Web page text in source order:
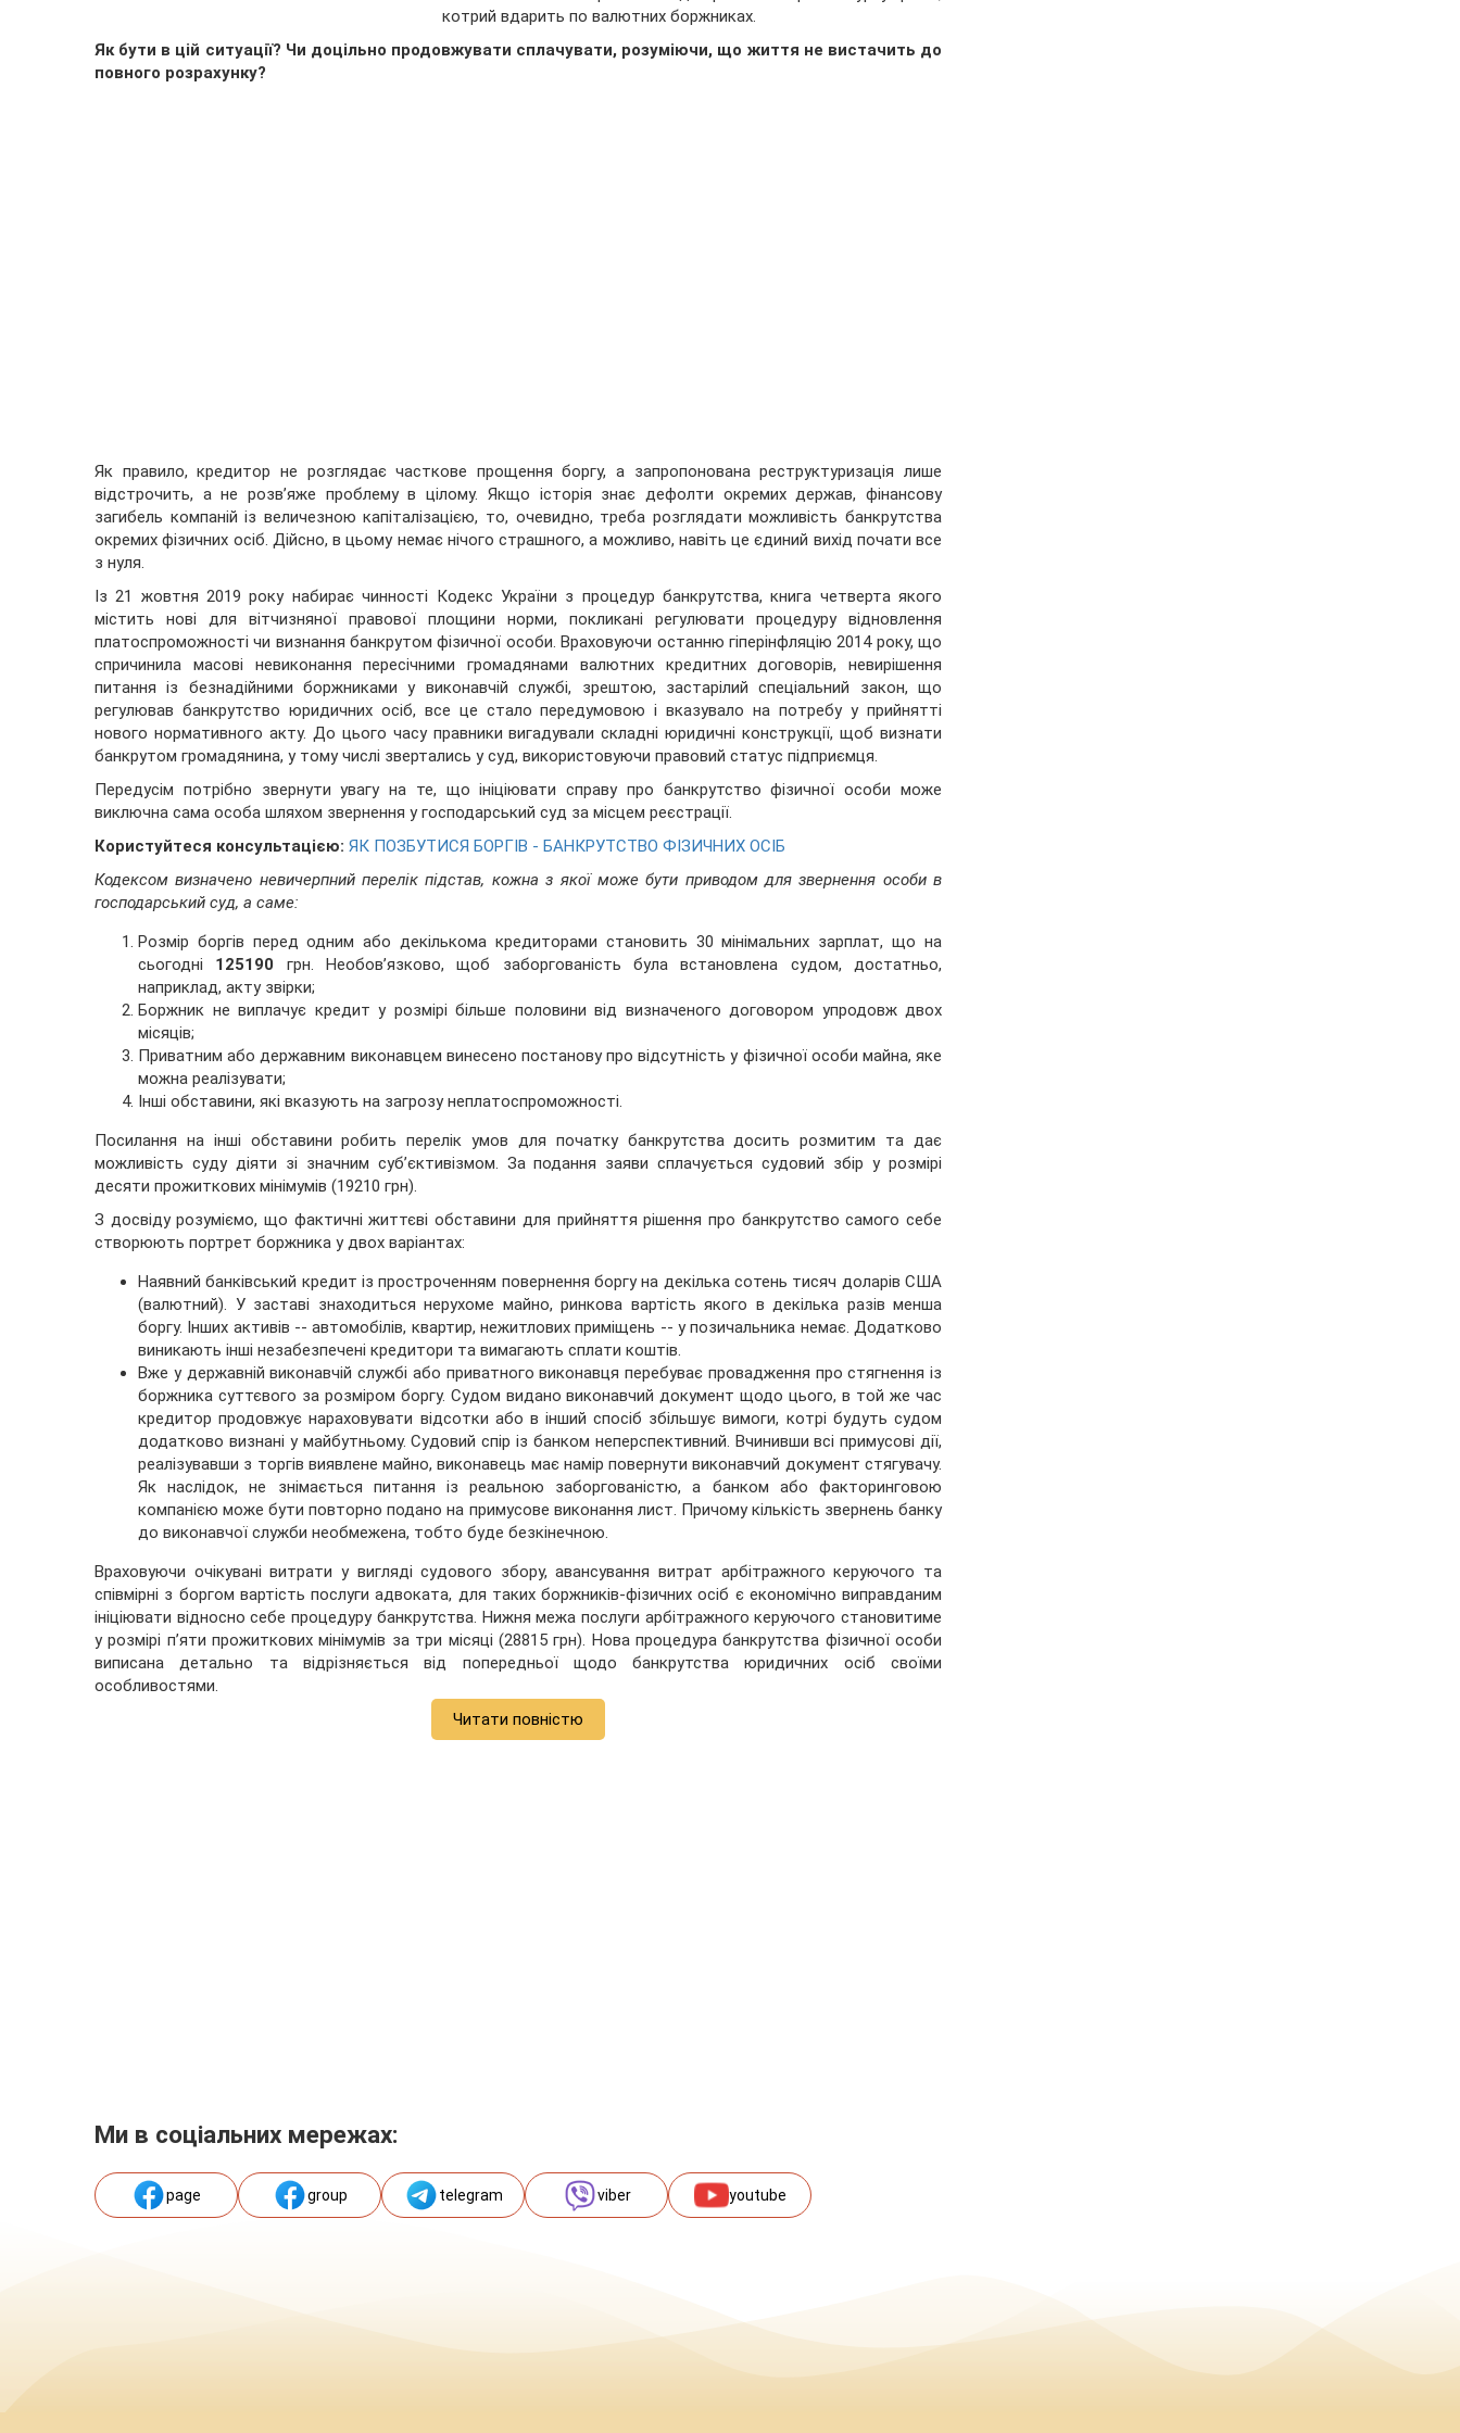
котрий вдарить по валютних боржниках.
Як бути в цій ситуації? Чи доцільно продовжувати сплачувати, розуміючи, що життя не вистачить до
повного розрахунку?
Як правило, кредитор не розглядає часткове прощення боргу, а запропонована реструктуризація лише
відстрочить, а не розв’яже проблему в цілому. Якщо історія знає дефолти окремих держав, фінансову
загибель компаній із величезною капіталізацією, то, очевидно, треба розглядати можливість банкрутства
окремих фізичних осіб. Дійсно, в цьому немає нічого страшного, а можливо, навіть це єдиний вихід почати все
з нуля.
Із 21 жовтня 2019 року набирає чинності Кодекс України з процедур банкрутства, книга четверта якого
містить нові для вітчизняної правової площини норми, покликані регулювати процедуру відновлення
платоспроможності чи визнання банкрутом фізичної особи. Враховуючи останню гіперінфляцію 2014 року, що
спричинила масові невиконання пересічними громадянами валютних кредитних договорів, невирішення
питання із безнадійними боржниками у виконавчій службі, зрештою, застарілий спеціальний закон, що
регулював банкрутство юридичних осіб, все це стало передумовою і вказувало на потребу у прийнятті
нового нормативного акту. До цього часу правники вигадували складні юридичні конструкції, щоб визнати
банкрутом громадянина, у тому числі звертались у суд, використовуючи правовий статус підприємця.
Передусім потрібно звернути увагу на те, що ініціювати справу про банкрутство фізичної особи може
виключна сама особа шляхом звернення у господарський суд за місцем реєстрації.
Користуйтеся консультацією: ЯК ПОЗБУТИСЯ БОРГІВ - БАНКРУТСТВО ФІЗИЧНИХ ОСІБ
Кодексом визначено невичерпний перелік підстав, кожна з якої може бути приводом для звернення особи в
господарський суд, а саме:
Розмір боргів перед одним або декількома кредиторами становить 30 мінімальних зарплат, що на
сьогодні 125190 грн. Необов’язково, щоб заборгованість була встановлена судом, достатньо,
наприклад, акту звірки;
Боржник не виплачує кредит у розмірі більше половини від визначеного договором упродовж двох
місяців;
Приватним або державним виконавцем винесено постанову про відсутність у фізичної особи майна, яке
можна реалізувати;
Інші обставини, які вказують на загрозу неплатоспроможності.
Посилання на інші обставини робить перелік умов для початку банкрутства досить розмитим та дає
можливість суду діяти зі значним суб’єктивізмом. За подання заяви сплачується судовий збір у розмірі
десяти прожиткових мінімумів (19210 грн).
З досвіду розуміємо, що фактичні життєві обставини для прийняття рішення про банкрутство самого себе
створюють портрет боржника у двох варіантах:
Наявний банківський кредит із простроченням повернення боргу на декілька сотень тисяч доларів США
(валютний). У заставі знаходиться нерухоме майно, ринкова вартість якого в декілька разів менша
боргу. Інших активів -- автомобілів, квартир, нежитлових приміщень -- у позичальника немає. Додатково
виникають інші незабезпечені кредитори та вимагають сплати коштів.
Вже у державній виконавчій службі або приватного виконавця перебуває провадження про стягнення із
боржника суттєвого за розміром боргу. Судом видано виконавчий документ щодо цього, в той же час
кредитор продовжує нараховувати відсотки або в інший спосіб збільшує вимоги, котрі будуть судом
додатково визнані у майбутньому. Судовий спір із банком неперспективний. Вчинивши всі примусові дії,
реалізувавши з торгів виявлене майно, виконавець має намір повернути виконавчий документ стягувачу.
Як наслідок, не знімається питання із реальною заборгованістю, а банком або факторинговою
компанією може бути повторно подано на примусове виконання лист. Причому кількість звернень банку
до виконавчої служби необмежена, тобто буде безкінечною.
Враховуючи очікувані витрати у вигляді судового збору, авансування витрат арбітражного керуючого та
співмірні з боргом вартість послуги адвоката, для таких боржників-фізичних осіб є економічно виправданим
ініціювати відносно себе процедуру банкрутства. Нижня межа послуги арбітражного керуючого становитиме
у розмірі п’яти прожиткових мінімумів за три місяці (28815 грн). Нова процедура банкрутства фізичної особи
виписана детально та відрізняється від попередньої щодо банкрутства юридичних осіб своїми
особливостями.
Читати повністю
Ми в соціальних мережах:
page group telegram viber youtube